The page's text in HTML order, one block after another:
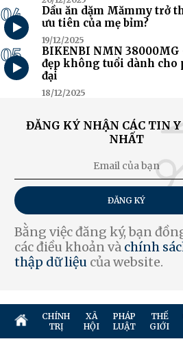
04
Dầu ăn dặm Mămmy trở
ưu tiên của mẹ bỉm?
19/12/2025
05
BIKENBI NMN
đẹp không tuổi dành cho
đại
18/12/2025
ĐĂNG KÝ NHẬN CÁC TIN
NHẤT
ĐĂNG KÝ
Bằng việc đăng ký, bạn
các điều khoản và chính
thập dữ liệu của website.
CHÍNH
TRỊ
XÃ
HỘI
PHÁP
LUẬT
THẾ
GIỚI